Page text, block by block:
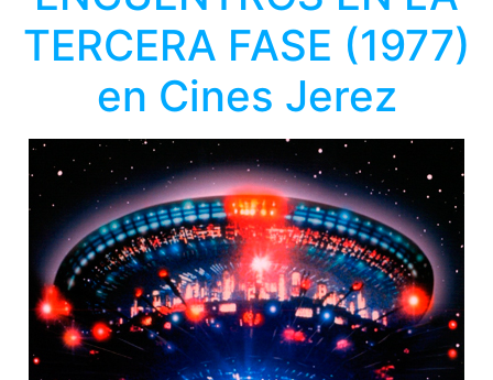
TERCERA FASE (1977)
en Cines Jerez